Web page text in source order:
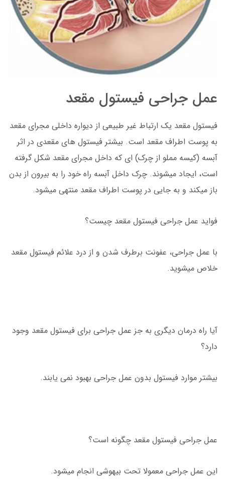
عمل جراحی فیستول مقعد
فیستول مقعد یک ارتباط غیر طبیعی از دیواره داخلی مجرای مقعد
به پوست اطراف مقعد است. بیشتر فیستول های مقعدی در اثر
آبسه (کیسه مملو از چرک) ای که داخل مجرای مقعد شکل گرفته
است، ایجاد میشوند. چرک داخل آبسه راه خود را به بیرون از بدن
باز میکند و به جایی در پوست اطراف مقعد منتهی میشود.
فواید عمل جراحی فیستول مقعد چیست؟
با عمل جراحی، عفونت برطرف شدن و از درد علائم فیستول مقعد
خلاص میشوید.
آیا راه درمان دیگری به جز عمل جراحی برای فیستول مقعد وجود
دارد؟
بیشتر موارد فیستول بدون عمل جراحی بهبود نمی یابند.
عمل جراحی فیستول مقعد چگونه است؟
این عمل جراحی معمولا تحت بیهوشی انجام میشود.